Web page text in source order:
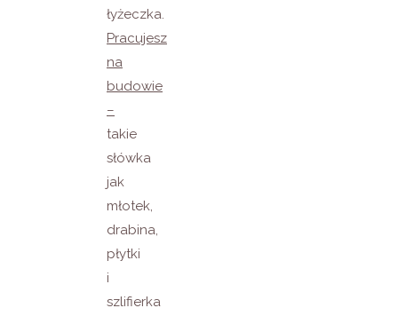
łyżeczka.
Pracujesz
na
budowie
–
takie
słówka
jak
młotek,
drabina,
płytki
i
szlifierka